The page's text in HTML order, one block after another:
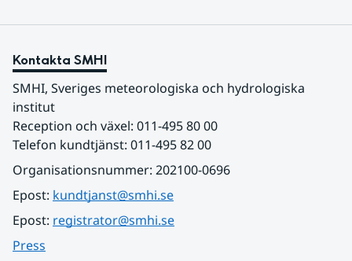
Kontakta SMHI
SMHI, Sveriges meteorologiska och hydrologiska
institut
Reception och växel: 011-495 80 00
Telefon kundtjänst: 011-495 82 00
Organisationsnummer: 202100-0696
Epost: kundtjanst@smhi.se
Epost: registrator@smhi.se
Press